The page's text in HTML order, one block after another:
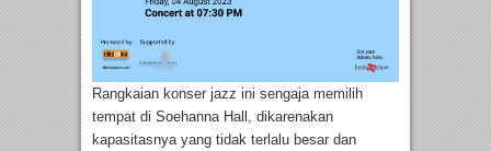
Rangkaian konser jazz ini sengaja memilih
tempat di Soehanna Hall, dikarenakan
kapasitasnya yang tidak terlalu besar dan